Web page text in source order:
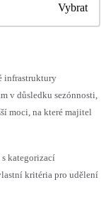
Vybrat
infrastruktury
v důsledku sezónnosti,
moci, na které majitel
kategorizací
kritéria pro udělení